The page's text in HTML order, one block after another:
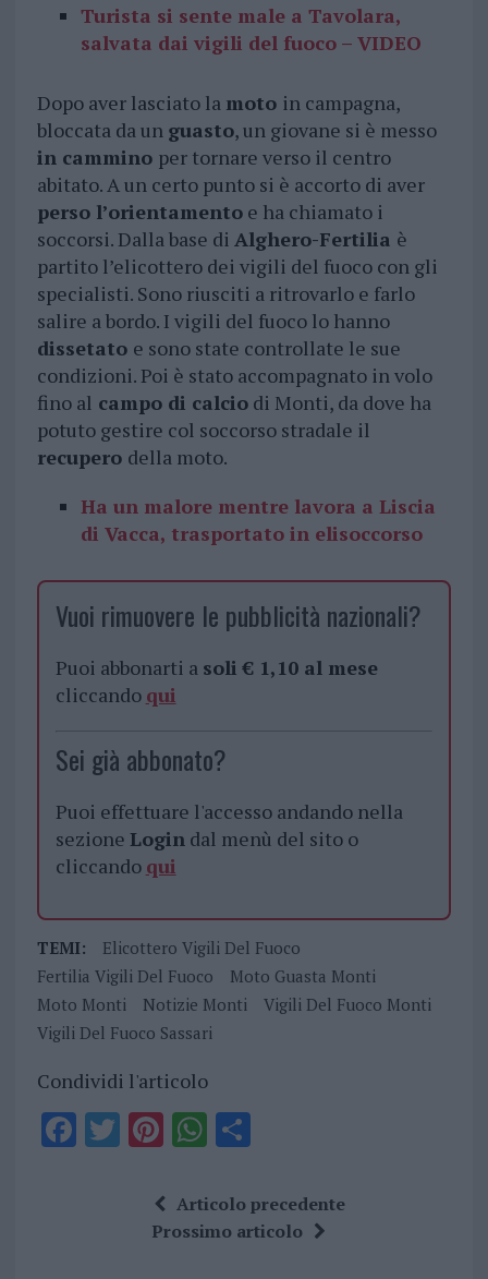
Turista si sente male a Tavolara,
salvata dai vigili del fuoco – VIDEO
Dopo aver lasciato la moto in campagna,
bloccata da un guasto, un giovane si è messo
in cammino per tornare verso il centro
abitato. A un certo punto si è accorto di aver
perso l’orientamentoe ha chiamato i
soccorsi. Dalla base di Alghero-Fertilia è
partito l’elicottero dei vigili del fuoco con gli
specialisti. Sono riusciti a ritrovarlo e farlo
salire a bordo. I vigili del fuoco lo hanno
dissetato e sono state controllate le sue
condizioni. Poi è stato accompagnato in volo
fino al campo di calciodi Monti, da dove ha
potuto gestire col soccorso stradale il
recupero della moto.
Ha un malore mentre lavora a Liscia
di Vacca, trasportato in elisoccorso
Vuoi rimuovere le pubblicità nazionali?
Puoi abbonarti a soli € 1,10 al mese
cliccando qui
Sei già abbonato?
Puoi effettuare l'accesso andando nella
sezione Logindal menù del sito o
cliccando qui
TEMI:
Elicottero Vigili Del Fuoco
Fertilia Vigili Del Fuoco
Moto Guasta Monti
Moto Monti
Notizie Monti
Vigili Del Fuoco Monti
Vigili Del Fuoco Sassari
Condividi l'articolo
F T Pi
te
re
W
at
s
S
a
re
Articolo precedente
Prossimo articolo